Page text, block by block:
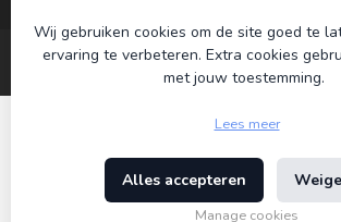
© Copyright 2026 Koning Bamboe - Powered
Lightspeed design by
Wij gebruiken cookies om de site goed te
ervaring te verbeteren. Extra cookies
met jouw toestemming.
Lees meer
Alles accepteren
Manage cookies